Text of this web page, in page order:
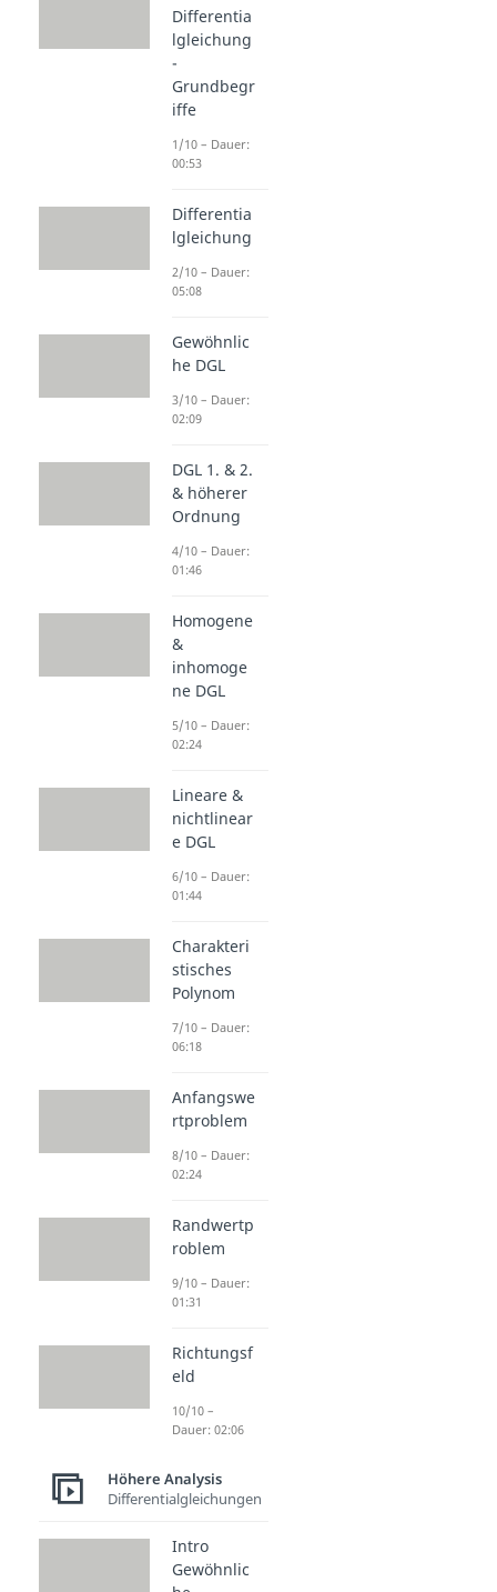
Differentia
lgleichung
-
Grundbegr
iffe
1/10 – Dauer:
00:53
Differentia
lgleichung
2/10 – Dauer:
05:08
Gewöhnlic
he DGL
3/10 – Dauer:
02:09
DGL 1. & 2.
& höherer
Ordnung
4/10 – Dauer:
01:46
Homogene
&
inhomoge
ne DGL
5/10 – Dauer:
02:24
Lineare &
nichtlinear
e DGL
6/10 – Dauer:
01:44
Charakteri
stisches
Polynom
7/10 – Dauer:
06:18
Anfangswe
rtproblem
8/10 – Dauer:
02:24
Randwertp
roblem
9/10 – Dauer:
01:31
Richtungsf
eld
10/10 –
Dauer: 02:06
Höhere Analysis
Differentialgleichungen
Intro
Gewöhnlic